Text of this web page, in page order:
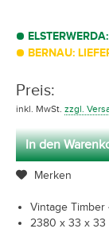
BERNAU:
Preis:
inkl. MwSt. zzgl.
In den
Merken
Vintage Timber
2380 x 33 x 33